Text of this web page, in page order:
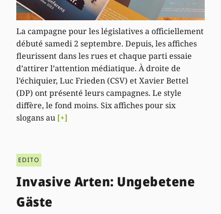
La campagne pour les législatives a officiellement
débuté samedi 2 septembre. Depuis, les affiches
fleurissent dans les rues et chaque parti essaie
d’attirer l’attention médiatique. À droite de
l’échiquier, Luc Frieden (CSV) et Xavier Bettel
(DP) ont présenté leurs campagnes. Le style
diffère, le fond moins. Six affiches pour six
slogans au [+]
EDITO
Invasive Arten: Ungebetene
Gäste